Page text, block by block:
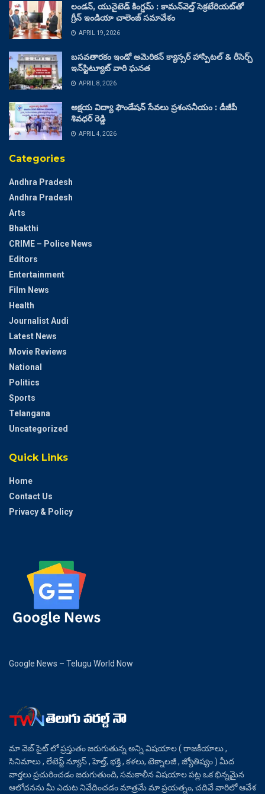
లండన్, యునైటెడ్ కింగ్డమ్ : కామన్‌వెల్త్ సెక్రటేరియట్‌తో
గ్రీన్ ఇండియా చాలెంజ్ సమావేశం
APRIL 19, 2026
బసవతారకం ఇండో అమెరికన్ క్యాన్సర్ హాస్పిటల్ & రీసెర్చ్
ఇన్‌స్టిట్యూట్ వారి ఘనత
APRIL 8, 2026
అక్షయ విద్యా ఫౌండేషన్ సేవలు ప్రశంసనీయం : డీజీపీ
శివధర్ రెడ్డి
APRIL 4, 2026
Categories
Andhra Pradesh
Andhra Pradesh
Arts
Bhakthi
CRIME – Police News
Editors
Entertainment
Film News
Health
Journalist Audi
Latest News
Movie Reviews
National
Politics
Sports
Telangana
Uncategorized
Quick Links
Home
Contact Us
Privacy & Policy
Google News – Telugu World Now
మా వెబ్ సైట్ లో ప్రస్తుతం జరుగుతున్న అన్ని విషయాల ( రాజకీయాలు ,
సినిమాలు , లేటెస్ట్ న్యూస్ , హెల్త్, భక్తి , కళలు, టెక్నాలజీ , జ్యోతిష్యం ) మీద
వార్తలు ప్రచురించడం జరుగుతుంది, సమకాలీన విషయాల పట్ల ఒక భిన్నమైన
ఆలోచనను మీ ఎదుట నివేదించడం మాత్రమే మా ప్రయత్నం, చదివే వారిలో ఆవేశ